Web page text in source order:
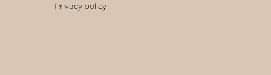
Privacy policy